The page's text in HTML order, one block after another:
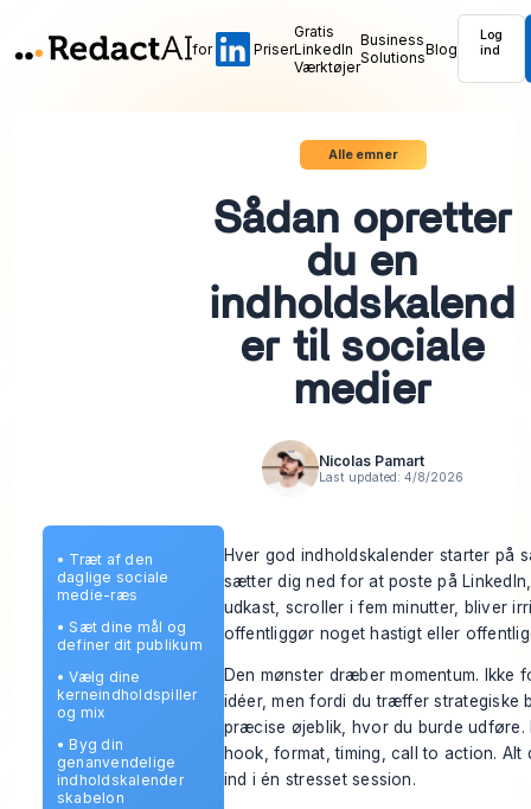
for Priser
Gratis
LinkedIn
Værktøjer
Business
SolutionsBlog
Log
ind
Alle emner
Sådan opretter
du en
indholdskalend
er til sociale
medier
Nicolas Pamart
Last updated: 4/8/2026
• Træt af den
daglige sociale
medie-ræs
•Sæt dine mål og
definer dit publikum
•Vælg dine
kerneindholdspiller
og mix
• Byg din
genanvendelige
indholdskalender
skabelon
Hver god indholdskalender starter på
sætter dig ned for at poste på
udkast, scroller i fem minutter, bliver
offentliggør noget hastigt eller
Den mønster dræber momentum. Ikke
idéer, men fordi du træffer strategiske
præcise øjeblik, hvor du burde udføre.
hook, format, timing, call to action. Alt
ind i én stresset session.